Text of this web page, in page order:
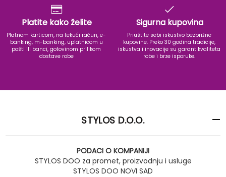
Platite kako želite
Platnom karticom, na tekući račun, e-
banking, m-banking, uplatnicom u
pošti ili banci, gotovinom prilikom
dostave robe
Sigurna kupovina
Priuštite sebi iskustvo bezbrižne
kupovine. Preko 30 godina tradicije,
iskustva i inovacije su garant kvaliteta
robe i brze isporuke.
STYLOS D.O.O.
PODACI O KOMPANIJI
STYLOS DOO za promet, proizvodnju i usluge
STYLOS DOO NOVI SAD